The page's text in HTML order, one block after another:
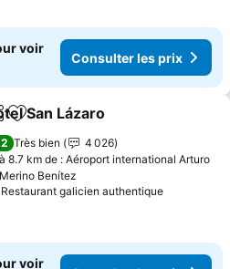
voir
Consulter les prix
Ajouter à mes favoris
San Lázaro
Très bien
4 026
à 8.7 km de : Aéroport international Arturo
Merino Benítez
Restaurant galicien authentique
voir